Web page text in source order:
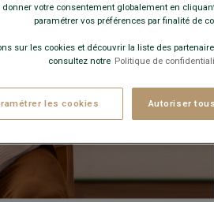
votre consentement globalement en
paramétrer vos préférences par finalité de
sur les cookies et découvrir la liste des
consultez notre Politique de
les cookies Autoriser